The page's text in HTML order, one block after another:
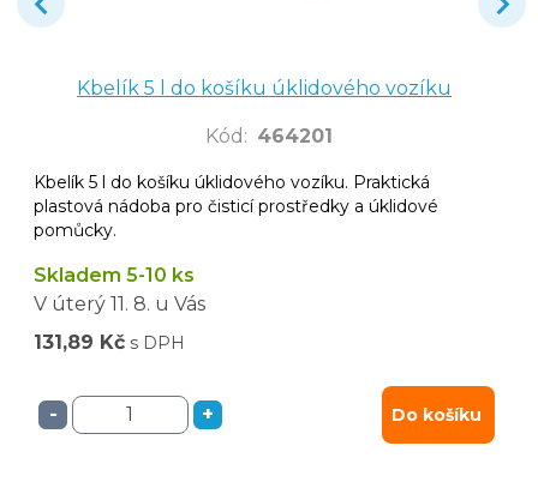
Kbelík 5 l do košíku úklidového vozíku
Kód : 464201
Kbelík 5 l do košíku úklidového vozíku. Praktická
plastová nádoba pro čisticí prostředky a úklidové
pomůcky.
Skladem 5-10 ks
V úterý 11. 8. u Vás
131,89 Kč s DPH
- + Do košíku